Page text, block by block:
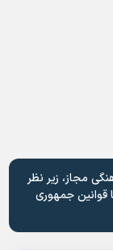
مجاز، زیر نظر
قوانین جمهوری